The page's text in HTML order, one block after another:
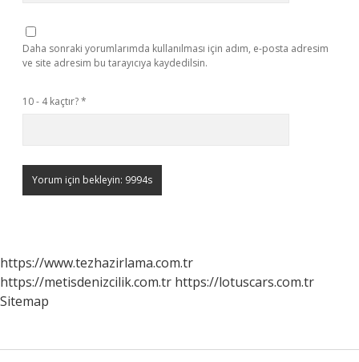
Daha sonraki yorumlarımda kullanılması için adım, e-posta adresim
ve site adresim bu tarayıcıya kaydedilsin.
10 - 4 kaçtır?*
https://www.tezhazirlama.com.tr
https://metisdenizcilik.com.tr https://lotuscars.com.tr
Sitemap